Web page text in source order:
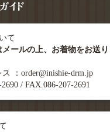
て
ールの上、お着物をお送り
ス ：order@inishie-drm.jp
/ FAX.086-207-2691